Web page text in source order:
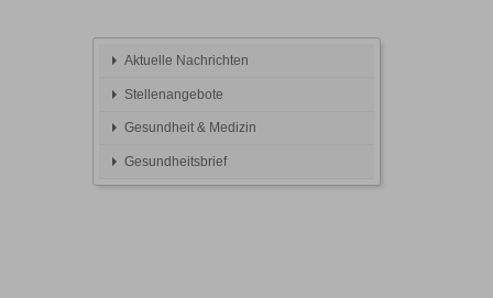
Aktuelle Nachrichten
Stellenangebote
Gesundheit & Medizin
Gesundheitsbrief